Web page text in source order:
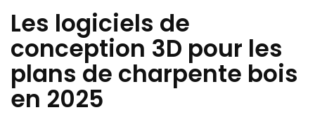
Les logiciels de
conception 3D pour les
plans de charpente bois
en 2025